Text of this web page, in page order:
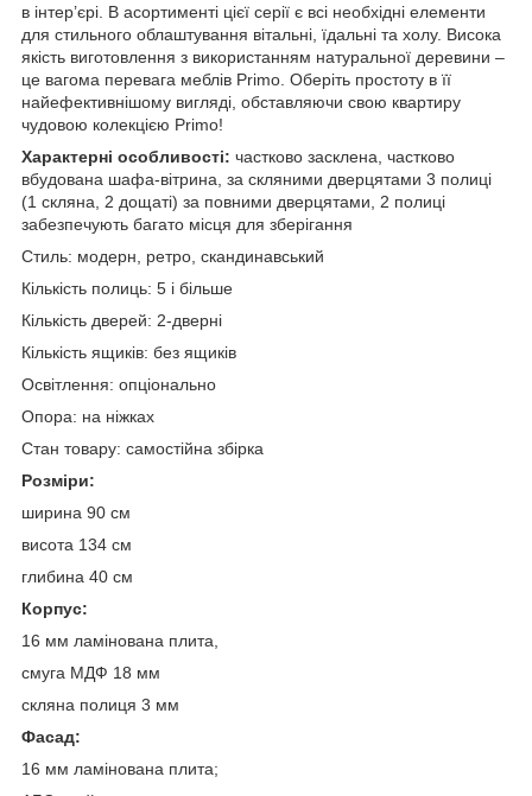
в інтер’єрі. В асортименті цієї серії є всі необхідні елементи
для стильного облаштування вітальні, їдальні та холу. Висока
якість виготовлення з використанням натуральної деревини –
це вагома перевага меблів Primo. Оберіть простоту в її
найефективнішому вигляді, обставляючи свою квартиру
чудовою колекцією Primo!
Характерні особливості: частково засклена, частково
вбудована шафа-вітрина, за скляними дверцятами 3 полиці
(1 скляна, 2 дощаті) за повними дверцятами, 2 полиці
забезпечують багато місця для зберігання
Стиль: модерн, ретро, ​​скандинавський
Кількість полиць: 5 і більше
Кількість дверей: 2-дверні
Кількість ящиків: без ящиків
Освітлення: опціонально
Опора: на ніжках
Стан товару: самостійна збірка
Розміри:
ширина 90 см
висота 134 см
глибина 40 см
Корпус:
16 мм ламінована плита,
смуга МДФ 18 мм
скляна полиця 3 мм
Фасад:
16 мм ламінована плита;